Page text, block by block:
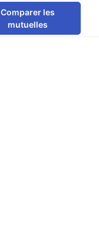
Comparer les
mutuelles